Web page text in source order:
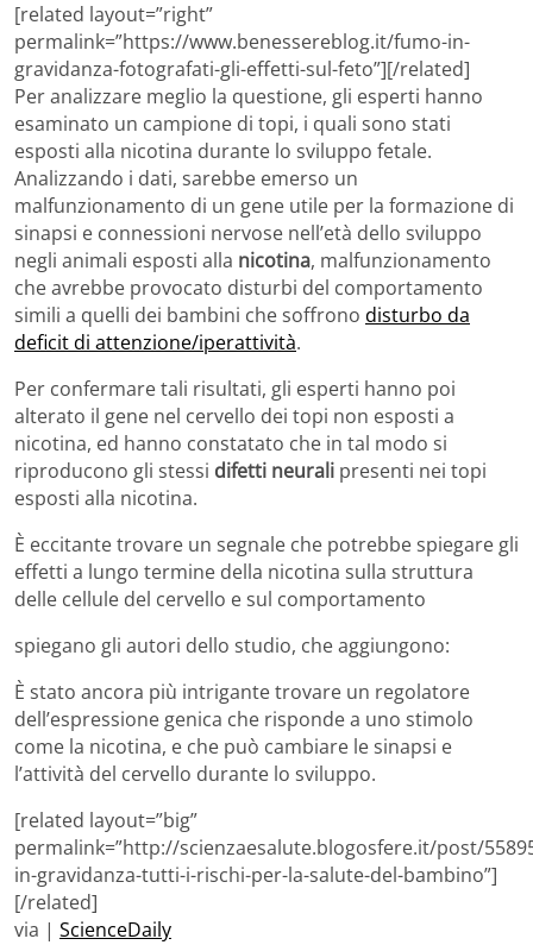
[related layout=”right”
permalink=”https://www.benessereblog.it/fumo-in-
gravidanza-fotografati-gli-effetti-sul-feto”][/related]
Per analizzare meglio la questione, gli esperti hanno
esaminato un campione di topi, i quali sono stati
esposti alla nicotina durante lo sviluppo fetale.
Analizzando i dati, sarebbe emerso un
malfunzionamento di un gene utile per la formazione di
sinapsi e connessioni nervose nell’età dello sviluppo
negli animali esposti alla nicotina, malfunzionamento
che avrebbe provocato disturbi del comportamento
simili a quelli dei bambini che soffrono disturbo da
deficit di attenzione/iperattività.
Per confermare tali risultati, gli esperti hanno poi
alterato il gene nel cervello dei topi non esposti a
nicotina, ed hanno constatato che in tal modo si
riproducono gli stessi difetti neurali presenti nei topi
esposti alla nicotina.
È eccitante trovare un segnale che potrebbe spiegare gli
effetti a lungo termine della nicotina sulla struttura
delle cellule del cervello e sul comportamento
spiegano gli autori dello studio, che aggiungono:
È stato ancora più intrigante trovare un regolatore
dell’espressione genica che risponde a uno stimolo
come la nicotina, e che può cambiare le sinapsi e
l’attività del cervello durante lo sviluppo.
[related layout=”big”
permalink=”http://scienzaesalute.blogosfere.it/post/
in-gravidanza-tutti-i-rischi-per-la-salute-del-bambino”]
[/related]
via | ScienceDaily